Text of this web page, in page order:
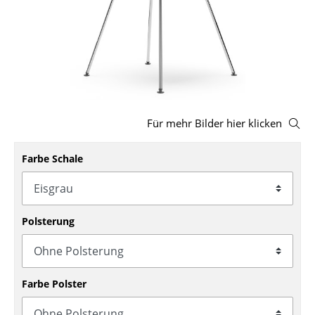
Bänke & Liegen
Schaukelstühle
Bürodrehstühle
Konferenzstühle
Bürosessel
Einzelteile
... alle Sitzmöbel
Für mehr Bilder hier klicken
Farbe Schale
Polsterung
Farbe Polster